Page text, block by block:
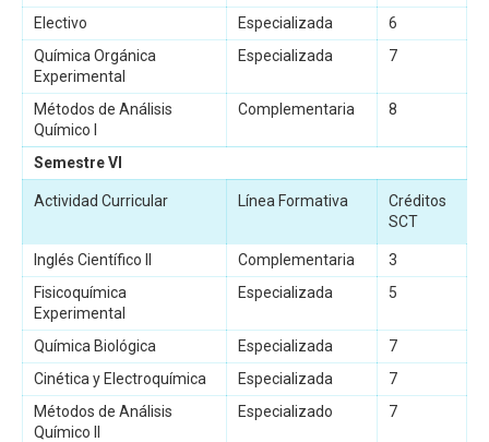
Electivo
Especializada
6
Química Orgánica
Experimental
Especializada 7
Métodos de Análisis
Químico I
Complementaria 8
Semestre VI
Actividad Curricular Línea Formativa
Créditos
SCT
Inglés Científico II Complementaria
3
Fisicoquímica
Experimental
Especializada 5
Química Biológica Especializada
7
Cinética y Electroquímica
Especializada
7
Métodos de Análisis
Químico II
Especializado 7